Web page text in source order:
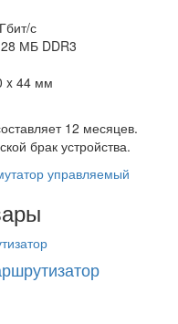
с
МБ DDR3
x 44 мм
12 месяцев.
брак устройства.
управляемый